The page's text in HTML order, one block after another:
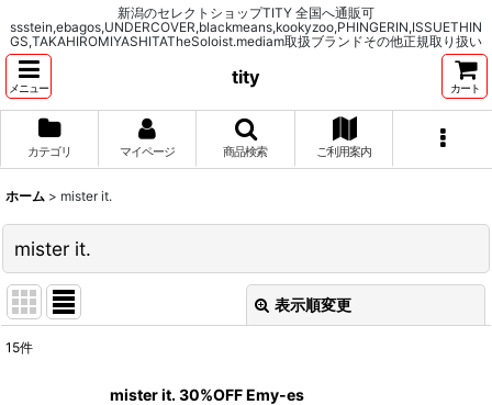
新潟のセレクトショップTITY 全国へ通販可
ssstein,ebagos,UNDERCOVER,blackmeans,kookyzoo,PHINGERIN,ISSUETHIN
GS,TAKAHIROMIYASHITATheSoloist.mediam取扱ブランドその他正規取り扱い
メニュー
tity
カート
カテゴリ マイページ 商品検索 ご利用案内
ホーム > mister it.
mister it.
表示順変更
15件
mister it. 30%OFF Emy-es